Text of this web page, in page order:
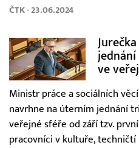
ČTK - 23.06.2024
ve
Ministr práce a sociálních
navrhne na úterním jednání
veřejné sféře od září tzv.
pracovníci v kultuře,